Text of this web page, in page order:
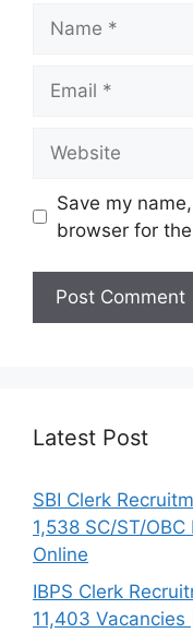
Save my
browser for
Latest Post
SBI Clerk
1,538 SC/ST/
Online
IBPS Clerk
11,403